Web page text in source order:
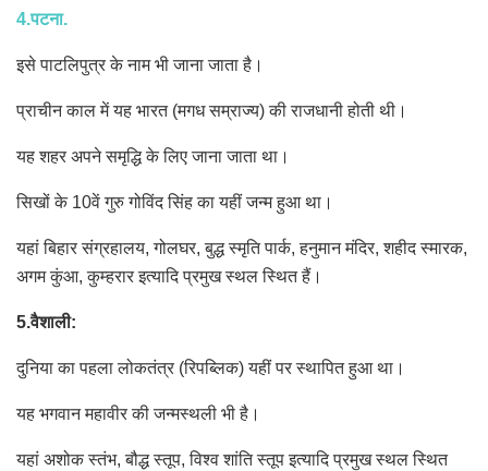
4.पटना.
इसे पाटलिपुत्र के नाम भी जाना जाता है।
प्राचीन काल में यह भारत (मगध सम्राज्य) की राजधानी होती थी।
यह शहर अपने समृद्धि के लिए जाना जाता था।
सिखों के 10वें गुरु गोविंद सिंह का यहीं जन्म हुआ था।
यहां बिहार संग्रहालय, गोलघर, बुद्ध स्मृति पार्क, हनुमान मंदिर, शहीद स्मारक,
अगम कुंआ, कुम्हरार इत्यादि प्रमुख स्थल स्थित हैं।
5.वैशाली:
दुनिया का पहला लोकतंत्र (रिपब्लिक) यहीं पर स्थापित हुआ था।
यह भगवान महावीर की जन्मस्थली भी है।
यहां अशोक स्तंभ, बौद्ध स्तूप, विश्व शांति स्तूप इत्यादि प्रमुख स्थल स्थित